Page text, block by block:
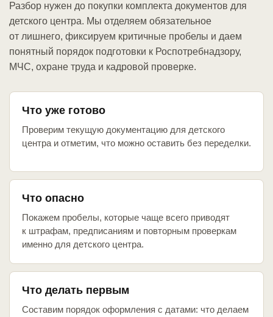
Разбор нужен до покупки комплекта документов для
детского центра. Мы отделяем обязательное
от лишнего, фиксируем критичные пробелы и даем
понятный порядок подготовки к Роспотребнадзору,
МЧС, охране труда и кадровой проверке.
Что уже готово
Проверим текущую документацию для детского
центра и отметим, что можно оставить без переделки.
Что опасно
Покажем пробелы, которые чаще всего приводят
к штрафам, предписаниям и повторным проверкам
именно для детского центра.
Что делать первым
Составим порядок оформления с датами: что делаем